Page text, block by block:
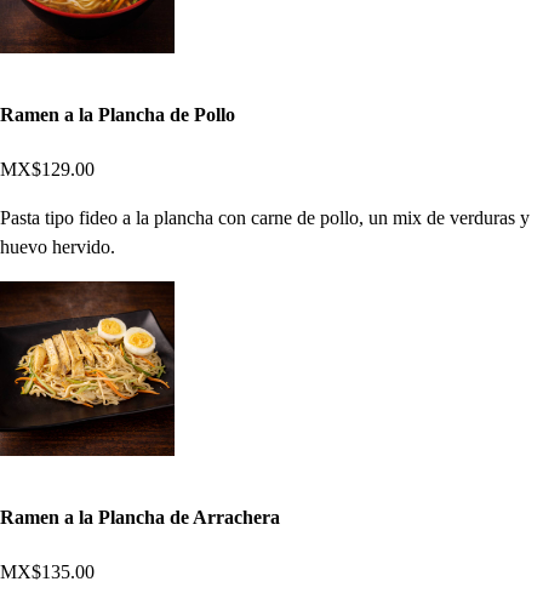
Ramen a la Plancha de Pollo
MX$129.00
Pasta tipo fideo a la plancha con carne de pollo, un mix de verduras y
huevo hervido.
Ramen a la Plancha de Arrachera
MX$135.00